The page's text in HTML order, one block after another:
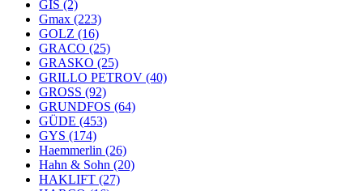
GIS (2)
Gmax (223)
GOLZ (16)
GRACO (25)
GRASKO (25)
GRILLO PETROV (40)
GROSS (92)
GRUNDFOS (64)
GÜDE (453)
GYS (174)
Haemmerlin (26)
Hahn & Sohn (20)
HAKLIFT (27)